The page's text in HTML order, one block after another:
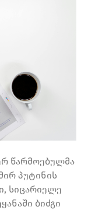
წარმოებულმა
პუტინის
სიცარიელე
ბიძგი